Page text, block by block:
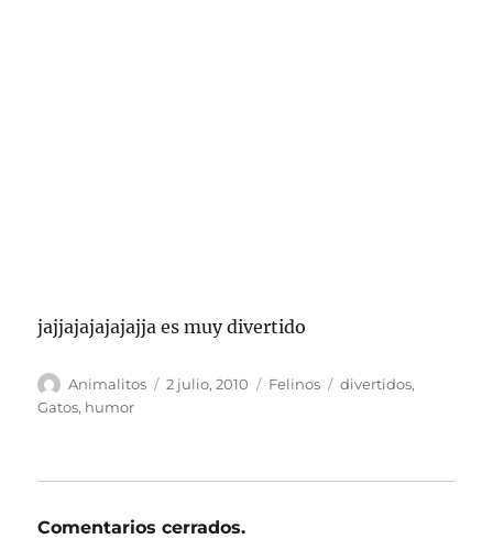
jajjajajajajajja es muy divertido
Autor
Animalitos
Publicado
2 julio, 2010 Categorías
Felinos Etiquetas
divertidos,
Gatos, humor
Comentarios cerrados.